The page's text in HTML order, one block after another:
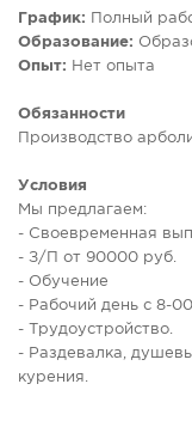
График: Полный
Образование:
Опыт: Нет опыта
Обязанности
Производство
Условия
Мы предлагаем:
- Своевременная
- З/П от 90000 руб.
- Обучение
- Рабочий день с 8-
- Трудоустройство.
- Раздевалка,
курения.